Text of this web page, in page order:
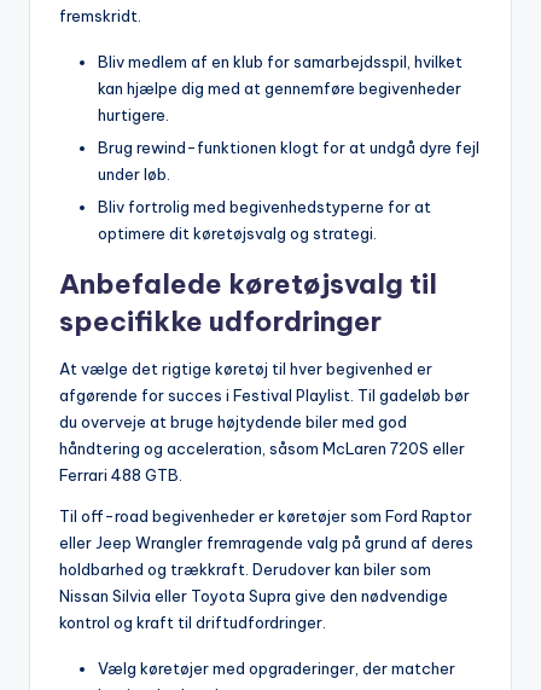
fremskridt.
Bliv medlem af en klub for samarbejdsspil, hvilket
kan hjælpe dig med at gennemføre begivenheder
hurtigere.
Brug rewind-funktionen klogt for at undgå dyre fejl
under løb.
Bliv fortrolig med begivenhedstyperne for at
optimere dit køretøjsvalg og strategi.
Anbefalede køretøjsvalg til
specifikke udfordringer
At vælge det rigtige køretøj til hver begivenhed er
afgørende for succes i Festival Playlist. Til gadeløb bør
du overveje at bruge højtydende biler med god
håndtering og acceleration, såsom McLaren 720S eller
Ferrari 488 GTB.
Til off-road begivenheder er køretøjer som Ford Raptor
eller Jeep Wrangler fremragende valg på grund af deres
holdbarhed og trækkraft. Derudover kan biler som
Nissan Silvia eller Toyota Supra give den nødvendige
kontrol og kraft til driftudfordringer.
Vælg køretøjer med opgraderinger, der matcher